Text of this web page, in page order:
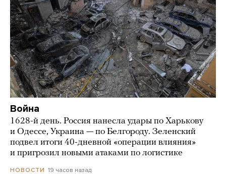
Война
1628-й день. Россия нанесла удары по Харькову
и Одессе, Украина — по Белгороду. Зеленский
подвел итоги 40-дневной «операции влияния»
и пригрозил новыми атаками по логистике
НОВОСТИ 19 часов назад